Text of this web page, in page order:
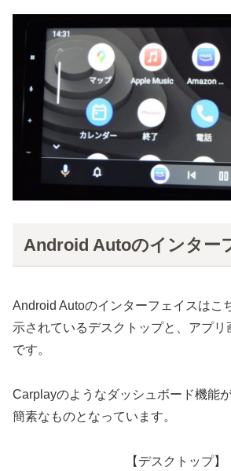
Android Autoのインター
Android Autoのインターフェイスはこ
示されているデスクトップと、アプ
です。
Carplayのようなダッシュボード機能
簡素なものとなっています。
【デスクトップ】